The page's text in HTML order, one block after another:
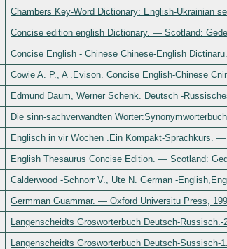
Chambers Key-Word Dictionary: English-
Concise edition english Dictionary. — Scotland:
Concise English - Chinese Chinese-English
Cowie A. P., A .Evison. Concise English-Chinese
Edmund Daum, Werner Schenk. Deutsch -
Die sinn-sachverwandten
Englisch in vir Wochen .Ein Kompakt-Sprachkurs.
English Thesaurus Concise Edition. — Scotland:
Сalderwood -Schnorr V., Ute N. German -
Germman Guammar. — Oxford Universitu Press,
Langenscheidts Grosworterbuch Deutsch-
Langenscheidts Grosworterbuch Deutsch-